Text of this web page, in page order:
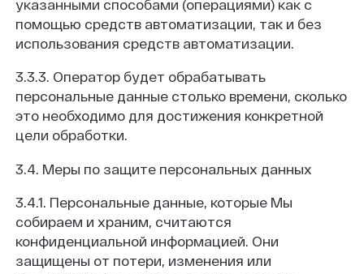
указанными способами (операциями) как с
помощью средств автоматизации, так и без
использования средств автоматизации.
3.3.3. Оператор будет обрабатывать
персональные данные столько времени, сколько
это необходимо для достижения конкретной
цели обработки.
3.4. Меры по защите персональных данных
3.4.1. Персональные данные, которые Мы
собираем и храним, считаются
конфиденциальной информацией. Они
защищены от потери, изменения или